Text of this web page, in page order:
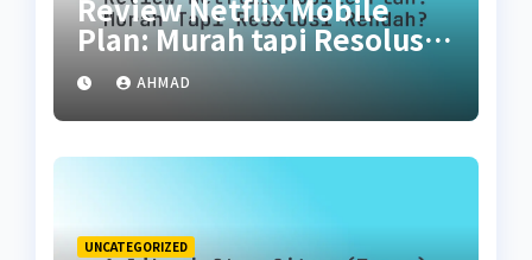
Review Netflix Mobile
Plan: Murah tapi Resolusi
Rendah?
AHMAD
UNCATEGORIZED